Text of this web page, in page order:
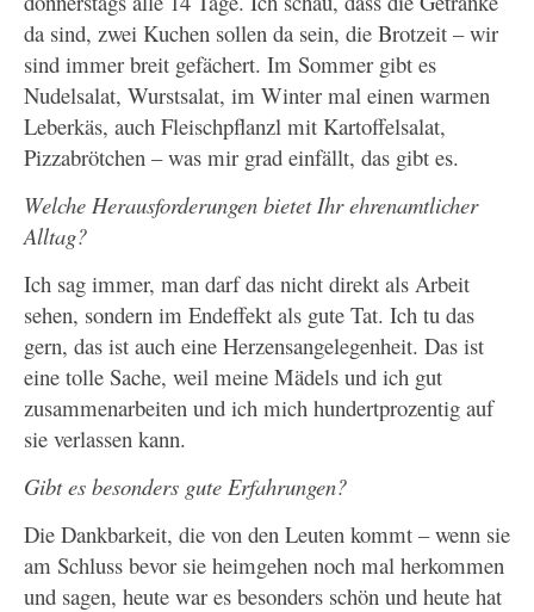
da sind, zwei Kuchen sollen da sein, die Brotzeit – wir
sind immer breit gefächert. Im Sommer gibt es
Nudelsalat, Wurstsalat, im Winter mal einen warmen
Leberkäs, auch Fleischpflanzl mit Kartoffelsalat,
Pizzabrötchen – was mir grad einfällt, das gibt es.
Welche Herausforderungen bietet Ihr ehrenamtlicher
Alltag?
Ich sag immer, man darf das nicht direkt als Arbeit
sehen, sondern im Endeffekt als gute Tat. Ich tu das
gern, das ist auch eine Herzensangelegenheit. Das ist
eine tolle Sache, weil meine Mädels und ich gut
zusammenarbeiten und ich mich hundertprozentig auf
sie verlassen kann.
Gibt es besonders gute Erfahrungen?
Die Dankbarkeit, die von den Leuten kommt – wenn sie
am Schluss bevor sie heimgehen noch mal herkommen
und sagen, heute war es besonders schön und heute hat